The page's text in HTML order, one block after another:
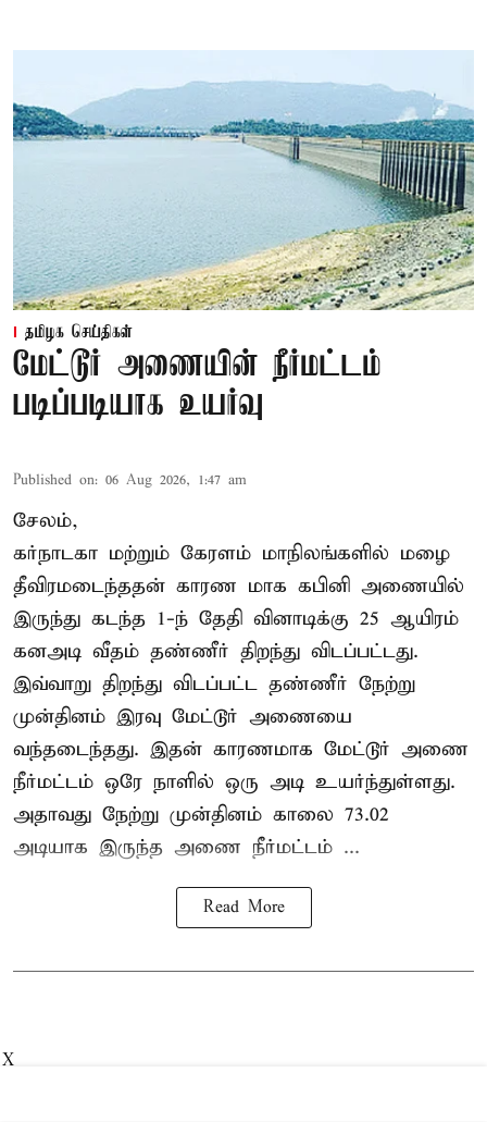
தமிழக செய்திகள்
மேட்டூர் அணையின் நீர்மட்டம்
படிப்படியாக உயர்வு
Published on: 06 Aug 2026, 1:47 am
சேலம்,
கர்நாடகா மற்றும் கேரளம் மாநிலங்களில் மழை
தீவிரமடைந்ததன் காரண மாக கபினி அணையில்
இருந்து கடந்த 1-ந் தேதி வினாடிக்கு 25 ஆயிரம்
கனஅடி வீதம் தண்ணீர் திறந்து விடப்பட்டது.
இவ்வாறு திறந்து விடப்பட்ட தண்ணீர் நேற்று
முன்தினம் இரவு மேட்டூர் அணையை
வந்தடைந்தது. இதன் காரணமாக மேட்டூர் அணை
நீர்மட்டம் ஒரே நாளில் ஒரு அடி உயர்ந்துள்ளது.
அதாவது நேற்று முன்தினம் காலை 73.02
அடியாக இருந்த அணை நீர்மட்டம் ...
Read More
X